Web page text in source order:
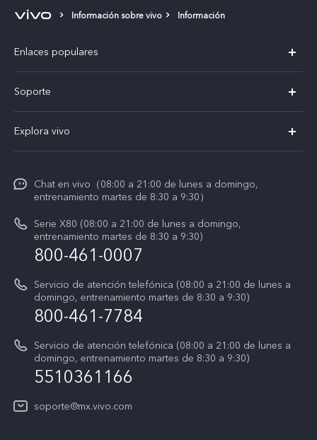
Información sobre vivo Información
Enlaces populares
V60 Lite 5G
Y29
Soporte
Funtouch OS
Centro de servicio
Consulta el Precio de los Repuestos
Manual de usuario
Actualización del sistema
Instrucciones de la garantía de vivo
Explora vivo
La vida en vivo
Acerca de nosotros
Avisos legales
Centro de privacidad de vivo
T&C X300 Pro
Chat en vivo（08:00 a 21:00 de lunes a domingo,
entrenamiento martes de 8:30 a 9:30）
Serie X80 (08:00 a 21:00 de lunes a domingo,
entrenamiento martes de 8:30 a 9:30)
800-461-0007
Servicio de atención telefónica (08:00 a 21:00 de lunes a
domingo, entrenamiento martes de 8:30 a 9:30)
800-461-7784
Servicio de atención telefónica (08:00 a 21:00 de lunes a
domingo, entrenamiento martes de 8:30 a 9:30)
5510361166
soporte@mx.vivo.com